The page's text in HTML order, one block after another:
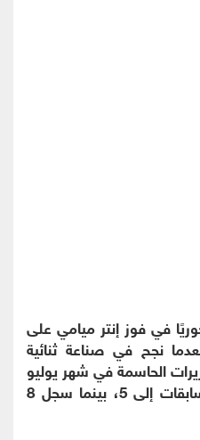
في فوز إنتر ميامي على
نجح في صناعة ثنائية
الحاسمة في شهر يوليو
مع إنتر ميامي بمختلف المسابقات إلى 5، بينما سجل 8